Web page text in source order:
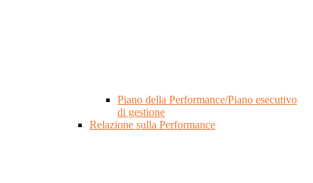
Piano della Performance/Piano esecutivo
di gestione
Relazione sulla Performance